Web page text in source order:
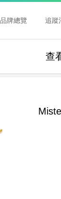
品牌總覽 追蹤
查